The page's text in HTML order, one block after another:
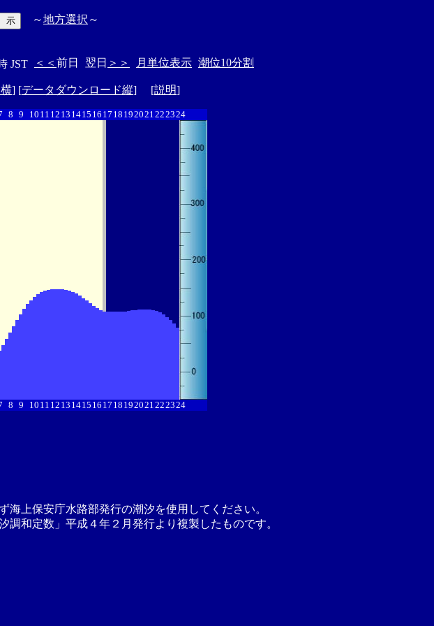
～地方選択 ～
JST ＜＜ 前日 翌日 ＞＞ 月単位表示 潮位10分割
] [データダウンロード縦] [説明]
8 9 10 11 12 13 1415 16 17 18 192021222324
8 9 10 11 12 13 1415 16 17 18 192021222324
上保安庁水路部発行の潮汐を使用してください。
和定数」平成４年２月発行より複製したものです。